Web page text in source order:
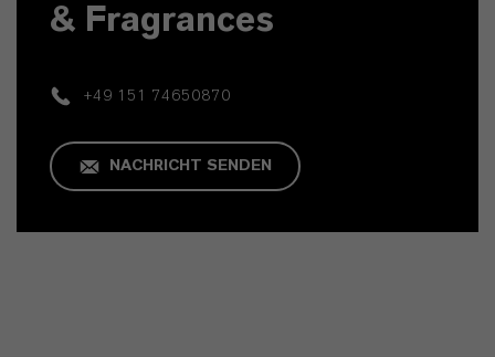
& Fragrances
+49 151 74650870
NACHRICHT SENDEN